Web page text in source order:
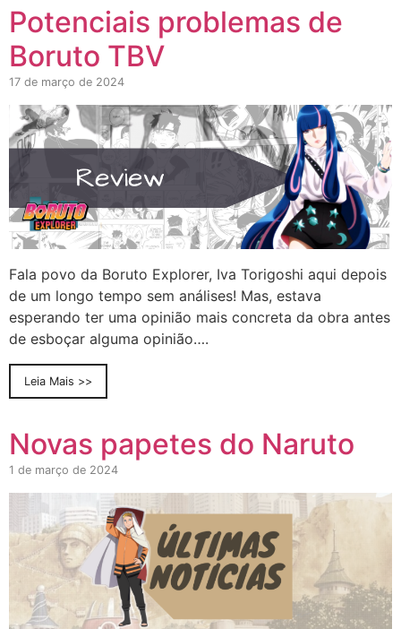
Potenciais problemas de
Boruto TBV
17 de março de 2024
Fala povo da Boruto Explorer, Iva Torigoshi aqui depois
de um longo tempo sem análises! Mas, estava
esperando ter uma opinião mais concreta da obra antes
de esboçar alguma opinião….
Leia Mais >>
Novas papetes do Naruto
1 de março de 2024